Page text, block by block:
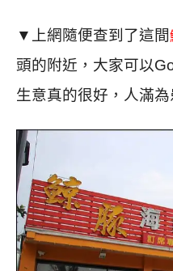
▼上網隨便查到了這間
頭的附近，大家可以
生意真的很好，人滿為